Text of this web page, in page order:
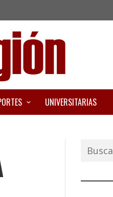
UNIVERSITARIAS
Buscar: